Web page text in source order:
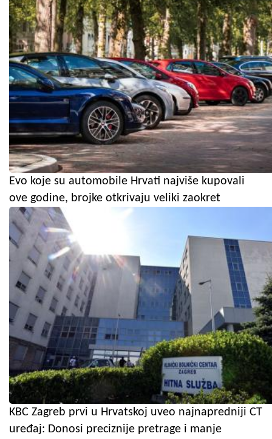
Evo koje su automobile Hrvati najviše kupovali
ove godine, brojke otkrivaju veliki zaokret
KBC Zagreb prvi u Hrvatskoj uveo najnapredniji CT
uređaj: Donosi preciznije pretrage i manje